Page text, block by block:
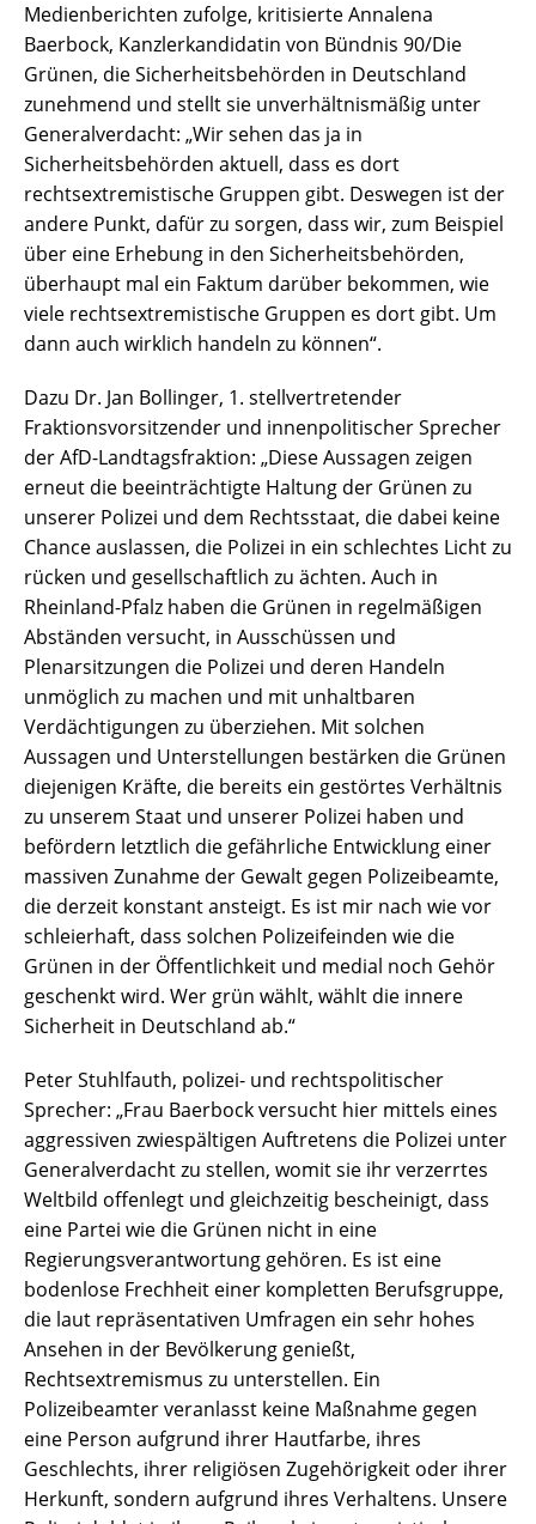
Medienberichten zufolge, kritisierte Annalena
Baerbock, Kanzlerkandidatin von Bündnis 90/Die
Grünen, die Sicherheitsbehörden in Deutschland
zunehmend und stellt sie unverhältnismäßig unter
Generalverdacht: „Wir sehen das ja in
Sicherheitsbehörden aktuell, dass es dort
rechtsextremistische Gruppen gibt. Deswegen ist der
andere Punkt, dafür zu sorgen, dass wir, zum Beispiel
über eine Erhebung in den Sicherheitsbehörden,
überhaupt mal ein Faktum darüber bekommen, wie
viele rechtsextremistische Gruppen es dort gibt. Um
dann auch wirklich handeln zu können“.
Dazu Dr. Jan Bollinger, 1. stellvertretender
Fraktionsvorsitzender und innenpolitischer Sprecher
der AfD-Landtagsfraktion: „Diese Aussagen zeigen
erneut die beeinträchtigte Haltung der Grünen zu
unserer Polizei und dem Rechtsstaat, die dabei keine
Chance auslassen, die Polizei in ein schlechtes Licht zu
rücken und gesellschaftlich zu ächten. Auch in
Rheinland-Pfalz haben die Grünen in regelmäßigen
Abständen versucht, in Ausschüssen und
Plenarsitzungen die Polizei und deren Handeln
unmöglich zu machen und mit unhaltbaren
Verdächtigungen zu überziehen. Mit solchen
Aussagen und Unterstellungen bestärken die Grünen
diejenigen Kräfte, die bereits ein gestörtes Verhältnis
zu unserem Staat und unserer Polizei haben und
befördern letztlich die gefährliche Entwicklung einer
massiven Zunahme der Gewalt gegen Polizeibeamte,
die derzeit konstant ansteigt. Es ist mir nach wie vor
schleierhaft, dass solchen Polizeifeinden wie die
Grünen in der Öffentlichkeit und medial noch Gehör
geschenkt wird. Wer grün wählt, wählt die innere
Sicherheit in Deutschland ab.“
Peter Stuhlfauth, polizei- und rechtspolitischer
Sprecher: „Frau Baerbock versucht hier mittels eines
aggressiven zwiespältigen Auftretens die Polizei unter
Generalverdacht zu stellen, womit sie ihr verzerrtes
Weltbild offenlegt und gleichzeitig bescheinigt, dass
eine Partei wie die Grünen nicht in eine
Regierungsverantwortung gehören. Es ist eine
bodenlose Frechheit einer kompletten Berufsgruppe,
die laut repräsentativen Umfragen ein sehr hohes
Ansehen in der Bevölkerung genießt,
Rechtsextremismus zu unterstellen. Ein
Polizeibeamter veranlasst keine Maßnahme gegen
eine Person aufgrund ihrer Hautfarbe, ihres
Geschlechts, ihrer religiösen Zugehörigkeit oder ihrer
Herkunft, sondern aufgrund ihres Verhaltens. Unsere